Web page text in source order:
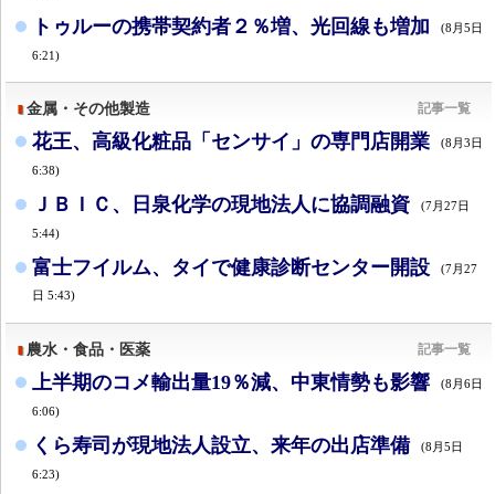
トゥルーの携帯契約者２％増、光回線も増加 (8月5日
6:21)
金属・その他製造 記事一覧
花王、高級化粧品「センサイ」の専門店開業 (8月3日
6:38)
ＪＢＩＣ、日泉化学の現地法人に協調融資 (7月27日
5:44)
富士フイルム、タイで健康診断センター開設
(7月27
日 5:43)
農水・食品・医薬 記事一覧
上半期のコメ輸出量19％減、中東情勢も影響 (8月6日
6:06)
くら寿司が現地法人設立、来年の出店準備 (8月5日
6:23)